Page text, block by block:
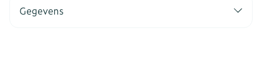
Gegevens